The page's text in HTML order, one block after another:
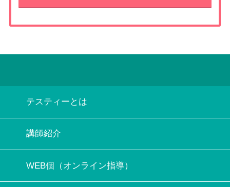
テスティーとは
講師紹介
WEB個（オンライン指導）